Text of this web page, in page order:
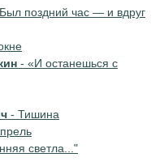
поздний час — и вдруг
- «И останешься с
- Тишина
светла..."